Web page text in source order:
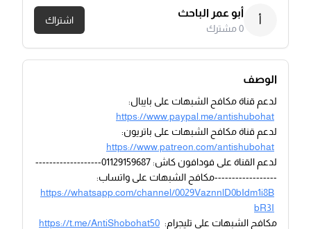
أ
أبو عمر الباحث
0مشترك
اشتراك
الوصف
لدعم قناة مكافح الشبهات على بايبال:
https://www.paypal.me/antishubohat
لدعم قناة مكافح الشبهات على باتريون:
https://www.patreon.com/antishubohat
لدعم القناة على فودافون كاش: 01129159687-------------------
------------------مكافح الشبهات على واتساب:
https://whatsapp.com/channel/0029VaznnlD0bIdm1i8B
bR3I
مكافح الشبهات على تليجرام: https://t.me/AntiShobohat50